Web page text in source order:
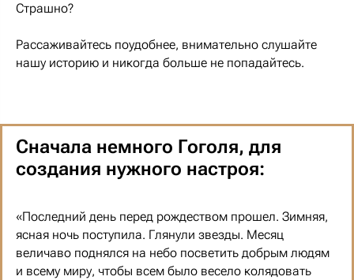
Страшно?
Рассаживайтесь поудобнее, внимательно слушайте
нашу историю и никогда больше не попадайтесь.
Сначала немного Гоголя, для
создания нужного настроя:
«Последний день перед рождеством прошел. Зимняя,
ясная ночь поступила. Глянули звезды. Месяц
величаво поднялся на небо посветить добрым людям
и всему миру, чтобы всем было весело колядовать